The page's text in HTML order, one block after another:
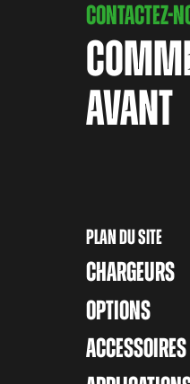
CONTACTEZ-
AVANT
PLAN DU SITE
CHARGEURS
OPTIONS
ACCESSOIRES